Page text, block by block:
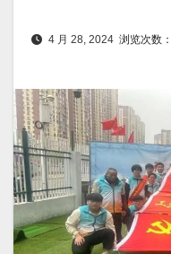
4 月 28, 2024 浏览次数